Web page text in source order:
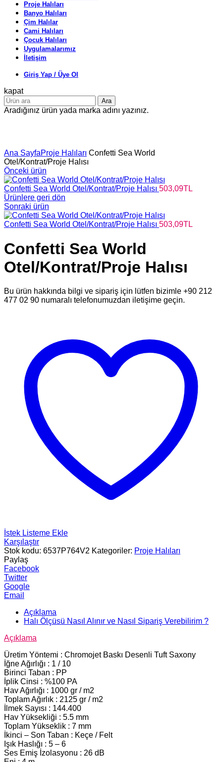
Proje Halıları
Banyo Halıları
Çim Halılar
Cami Halıları
Çocuk Halıları
Uygulamalarımız
İletişim
Giriş Yap / Üye Ol
kapat
Ara
Aradığınız ürün yada marka adını yazınız.
Ana SayfaProje Halıları Confetti Sea World
Otel/Kontrat/Proje Halısı
Önceki ürün
Confetti Sea World Otel/Kontrat/Proje Halısı 503,09TL
Ürünlere geri dön
Sonraki ürün
Confetti Sea World Otel/Kontrat/Proje Halısı 503,09TL
Confetti Sea World
Otel/Kontrat/Proje Halısı
Bu ürün hakkında bilgi ve sipariş için lütfen bizimle +90 212
477 02 90 numaralı telefonumuzdan iletişime geçin.
İstek Listeme Ekle
Karşılaştır
Stok kodu: 6537P764V2 Kategoriler: Proje Halıları
Paylaş
Facebook
Twitter
Google
Email
Açıklama
Halı Ölçüsü Nasıl Alınır ve Nasıl Sipariş Verebilirim ?
Açıklama
Üretim Yöntemi : Chromojet Baskı Desenli Tuft Saxony
İğne Ağırlığı : 1 / 10
Birinci Taban : PP
İplik Cinsi : %100 PA
Hav Ağırlığı : 1000 gr / m2
Toplam Ağırlık : 2125 gr / m2
İlmek Sayısı : 144.400
Hav Yüksekliği : 5.5 mm
Toplam Yükseklik : 7 mm
İkinci – Son Taban : Keçe / Felt
Işık Haslığı : 5 – 6
Ses Emiş İzolasyonu : 26 dB